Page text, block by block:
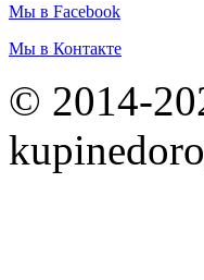
Мы в Facebook
Мы в Контакте
© 2014-